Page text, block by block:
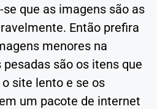
que as imagens são as
Então prefira
menores na
são os itens que
site lento e se os
um pacote de internet